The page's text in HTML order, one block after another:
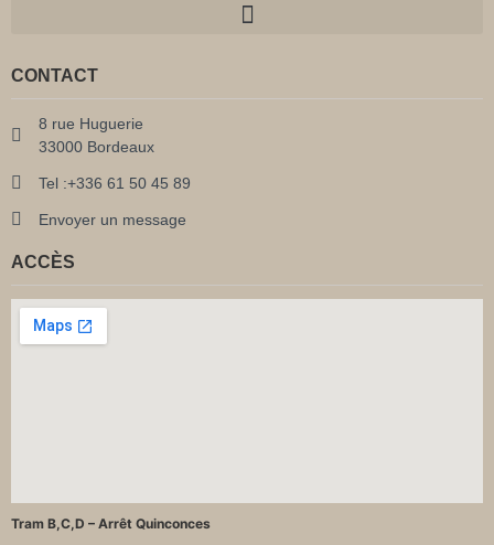
CONTACT
8 rue Huguerie
33000 Bordeaux
Tel :+336 61 50 45 89
Envoyer un message
ACCÈS
Tram B,C,D – Arrêt Quinconces